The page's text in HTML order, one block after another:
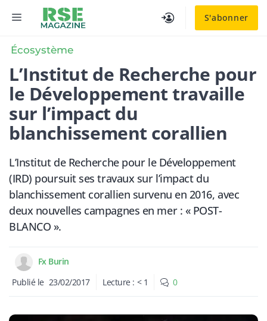
S'abonner
MENU
Écosystème
L’Institut de Recherche pour
le Développement travaille
sur l’impact du
blanchissement corallien
L’Institut de Recherche pour le Développement
(IRD) poursuit ses travaux sur l’impact du
blanchissement corallien survenu en 2016, avec
deux nouvelles campagnes en mer : « POST-
BLANCO ».
Fx Burin
Publié le 23/02/2017 Lecture : < 1 0